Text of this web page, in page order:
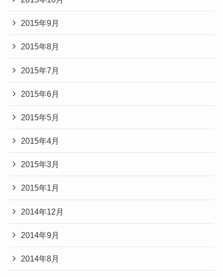
2015年9月
2015年8月
2015年7月
2015年6月
2015年5月
2015年4月
2015年3月
2015年1月
2014年12月
2014年9月
2014年8月